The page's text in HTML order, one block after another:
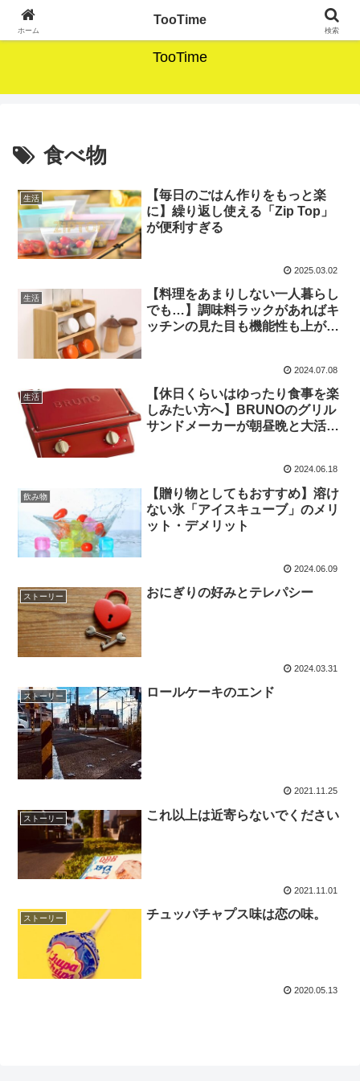
暮らしのそばにあるモノがたり。
TooTime
食べ物
生活
【毎日のごはん作りをもっと楽
に】繰り返し使える「Zip Top」
が便利すぎる
2025.03.02
生活
【料理をあまりしない一人暮らし
でも…】調味料ラックがあればキ
ッチンの見た目も機能性も上がる
2024.07.08
生活
【休日くらいはゆったり食事を楽
しみたい方へ】BRUNOのグリル
サンドメーカーが朝昼晩と大活躍
2024.06.18
飲み物
【贈り物としてもおすすめ】溶け
ない氷「アイスキューブ」のメリ
ット・デメリット
2024.06.09
ストーリー おにぎりの好みとテレパシー
2024.03.31
ストーリー ロールケーキのエンド
2021.11.25
ストーリー これ以上は近寄らないでください
2021.11.01
ストーリー チュッパチャプス味は恋の味。
2020.05.13
ホーム
TooTime
検索